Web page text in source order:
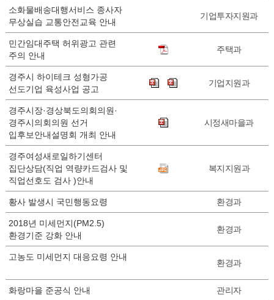
소화물배송대행서비스 종사자
무상실습 교통안전교육 안내
기업투자지원과
민간임대주택 허위광고 관련
주의 안내
주택과
경주시 하이테크 성형가공
선도기업 육성사업 공고
기업지원과
경주시장·경상북도의회의원·
경주시의회의원 선거
입후보안내설명회 개최 안내
시정새마을과
경주여성새로일하기센터
집단상담(직업 역량카드검사 및
직업선호도 검사 )안내
복지지원과
황사 발생시 국민행동요령 환경과
2018년 미세먼지(PM2.5)
환경기준 강화 안내
환경과
고농도 미세먼지 대응요령 안내
환경과
화랑마을 준공식 안내 관리자